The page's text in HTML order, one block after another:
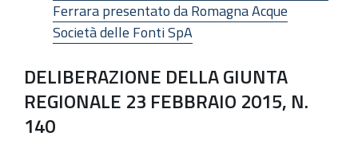
Ferrara presentato da Romagna Acque
Società delle Fonti SpA
DELIBERAZIONE DELLA GIUNTA
REGIONALE 23 FEBBRAIO 2015, N.
140